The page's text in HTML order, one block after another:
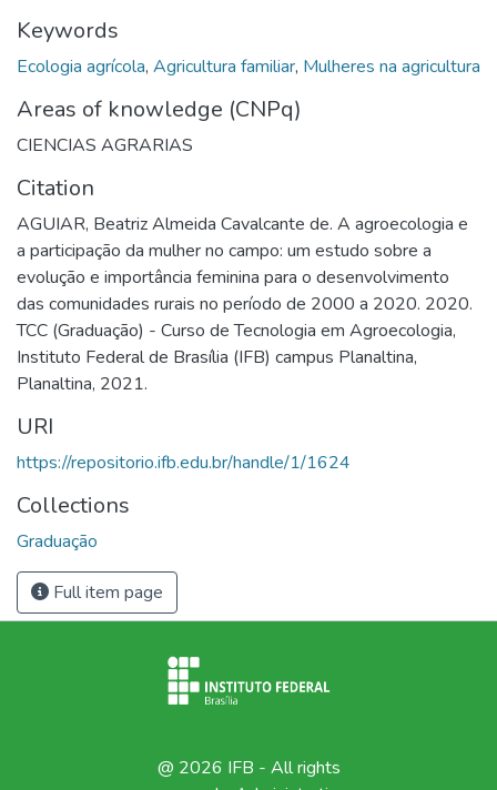
Keywords
Ecologia agrícola, Agricultura familiar, Mulheres na agricultura
Areas of knowledge (CNPq)
CIENCIAS AGRARIAS
Citation
AGUIAR, Beatriz Almeida Cavalcante de. A agroecologia e
a participação da mulher no campo: um estudo sobre a
evolução e importância feminina para o desenvolvimento
das comunidades rurais no período de 2000 a 2020. 2020.
TCC (Graduação) - Curso de Tecnologia em Agroecologia,
Instituto Federal de Brasília (IFB) campus Planaltina,
Planaltina, 2021.
URI
https://repositorio.ifb.edu.br/handle/1/1624
Collections
Graduação
Full item page
@ 2026 IFB - All rights